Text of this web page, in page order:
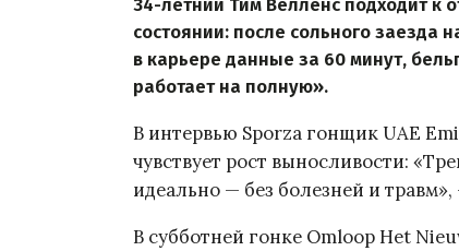
34-летний Тим Велленс подходит к
состоянии: после сольного заезда
в карьере данные за 60 минут,
работает на полную».
В интервью Sporza гонщик UAE
чувствует рост выносливости:
идеально — без болезней и
В субботней гонке Omloop Het